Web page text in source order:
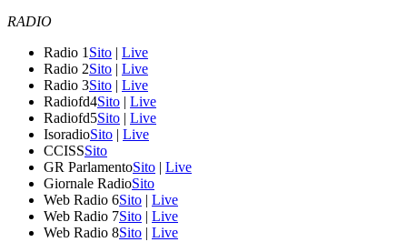
RADIO
Radio 1 Sito | Live
Radio 2Sito | Live
Radio 3Sito | Live
Radiofd4Sito | Live
Radiofd5Sito | Live
IsoradioSito | Live
CCISSSito
GR ParlamentoSito | Live
Giornale RadioSito
Web Radio 6Sito | Live
Web Radio 7Sito | Live
Web Radio 8Sito | Live